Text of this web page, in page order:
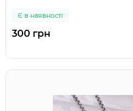
Є в наявності
300 грн